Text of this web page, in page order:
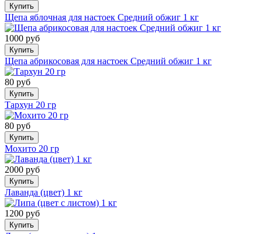
Купить
Щепа яблочная для настоек Средний обжиг 1 кг
1000 руб
Купить
Щепа абрикосовая для настоек Средний обжиг 1 кг
80 руб
Купить
Тархун 20 гр
80 руб
Купить
Мохито 20 гр
2000 руб
Купить
Лаванда (цвет) 1 кг
1200 руб
Купить